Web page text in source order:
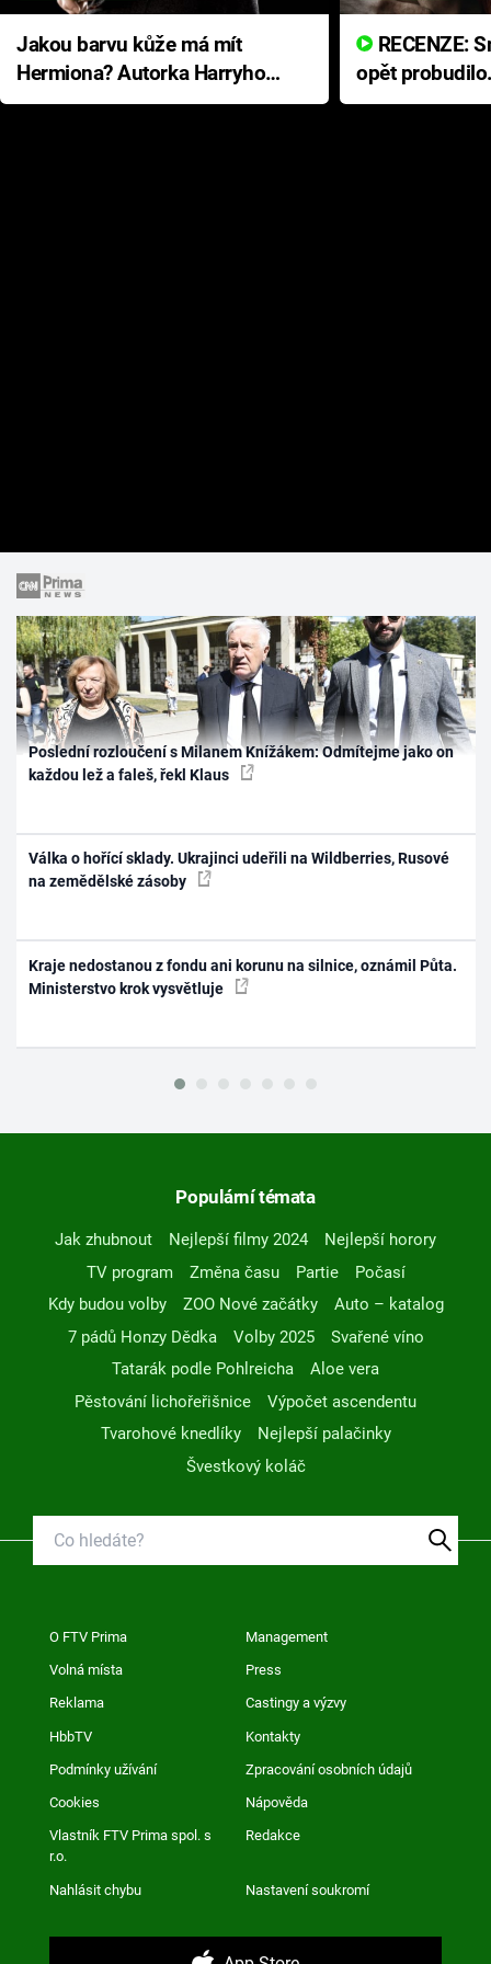
Jakou barvu kůže má mít
Hermiona? Autorka Harryho
Pottera přišla s ráznou
opět
přichází s
Poslední rozloučení s Milanem Knížákem: Odmítejme jako on
každou lež a faleš, řekl Klaus
Válka o hořící sklady. Ukrajinci udeřili na Wildberries, Rusové
na zemědělské zásoby
Kraje nedostanou z fondu ani korunu na silnice, oznámil Půta.
Ministerstvo krok vysvětluje
Populární témata
Jak zhubnout Nejlepší filmy 2024
Nejlepší horory
TV program
Změna času Partie
Počasí
Kdy budou volby
ZOO Nové začátky
Auto – katalog
7 pádů Honzy Dědka
Volby 2025
Svařené víno
Tatarák podle Pohlreicha
Aloe vera
Pěstování lichořeřišnice
Výpočet ascendentu
Tvarohové knedlíky
Nejlepší palačinky
Švestkový koláč
O FTV Prima Management
Volná místa Press
Reklama Castingy a výzvy
HbbTV Kontakty
Podmínky užívání Zpracování osobních údajů
Cookies Nápověda
Vlastník FTV Prima spol. s
r.o.
Redakce
Nahlásit chybu Nastavení soukromí